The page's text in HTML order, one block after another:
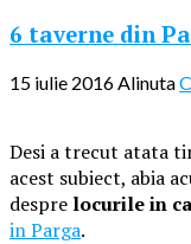
6 taverne din
15 iulie 2016 Alinuta
Desi a trecut atata
acest subiect, abia
despre locurile in
in Parga.